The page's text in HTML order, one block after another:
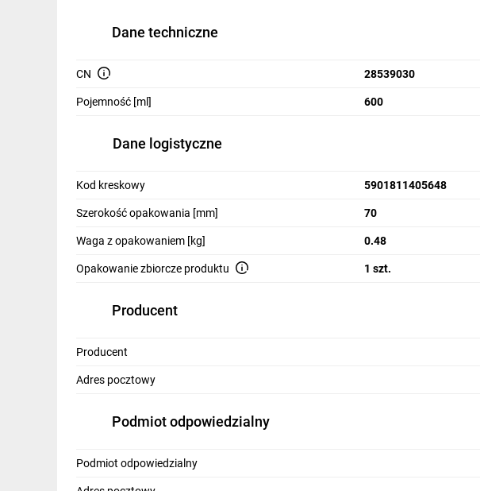
Dom i ogród
Odzież ochronna i BHP
Inne
Budowa i Remont
Elektronika
Smart home
Dane techniczne
CN 28539030
Pojemność [ml] 600
Dane logistyczne
Kod kreskowy 5901811405648
Szerokość opakowania [mm] 70
Waga z opakowaniem [kg] 0.48
Opakowanie zbiorcze produktu 1 szt.
Producent
Producent
Adres pocztowy
Podmiot odpowiedzialny
Podmiot odpowiedzialny